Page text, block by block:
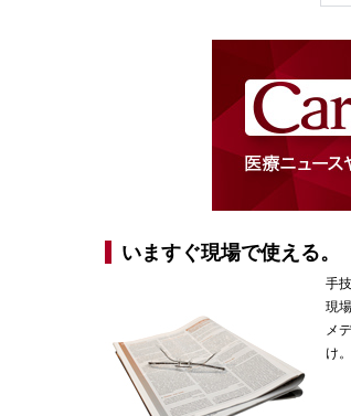
いますぐ現場で使える。
手
現
メ
け。